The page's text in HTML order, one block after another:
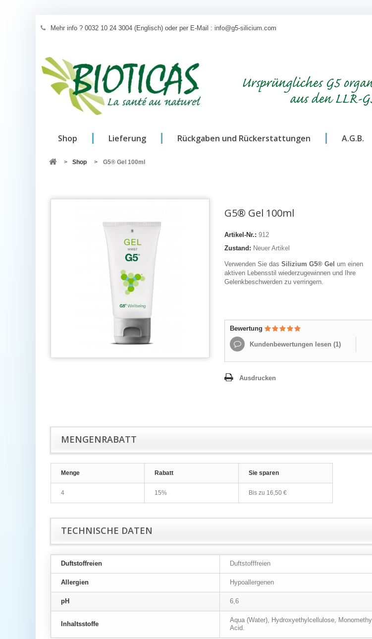
Mehr info ? 0032 10 24 3004 (Englisch) oder per E-Mail : info@g5-silicium.com
Ursprüngliches G5
aus den LLR-
Shop Lieferung Rückgaben und Rückerstattungen A.G.B.
> Shop > G5® Gel 100ml
G5® Gel 100ml
Artikel-Nr.: 912
Zustand: Neuer Artikel
Verwenden Sie das Silizium G5® Gel um einen
aktiven Lebensstil wiederzugewinnen und Ihre
Gelenkbeschwerden zu verringern.
Bewertung
Kundenbewertungen lesen (1)
Ausdrucken
MENGENRABATT
Menge Rabatt Sie sparen
4 15% Bis zu 16,50 €
TECHNISCHE DATEN
Duftstoffreien Duftstofffreien
Allergien Hypoallergenen
pH 6,6
Inhaltsstoffe
Aqua (Water), Hydroxyethylcellulose,
Acid.